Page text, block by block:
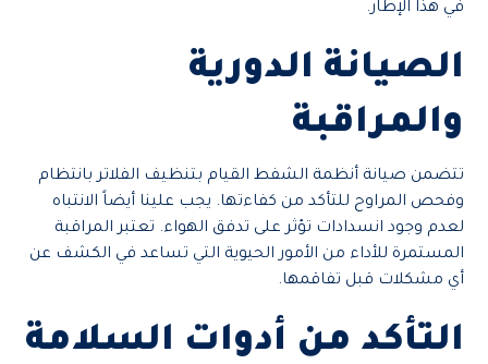
في هذا الإطار.
الصيانة الدورية
والمراقبة
تتضمن صيانة أنظمة الشفط القيام بتنظيف الفلاتر بانتظام
وفحص المراوح للتأكد من كفاءتها. يجب علينا أيضاً الانتباه
لعدم وجود انسدادات تؤثر على تدفق الهواء. تعتبر المراقبة
المستمرة للأداء من الأمور الحيوية التي تساعد في الكشف عن
أي مشكلات قبل تفاقمها.
التأكد من أدوات السلامة